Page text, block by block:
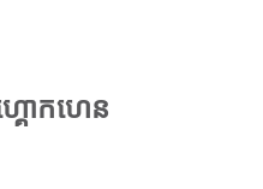
ោកហេន